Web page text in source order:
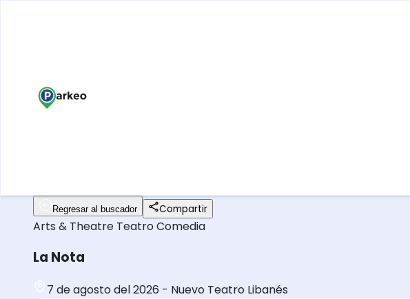
Regresar al buscador Compartir
Arts & Theatre TeatroComedia
La Nota
7 de agosto del 2026 - Nuevo Teatro Libanés